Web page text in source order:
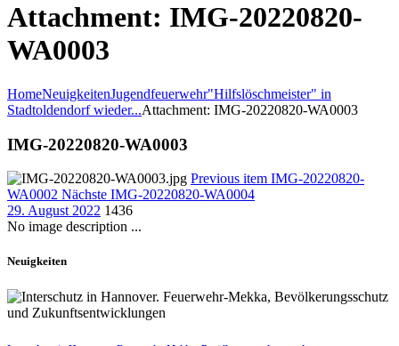
Attachment: IMG-20220820-
WA0003
HomeNeuigkeitenJugendfeuerwehr"Hilfslöschmeister" in
Stadtoldendorf wieder...Attachment: IMG-20220820-WA0003
IMG-20220820-WA0003
Previous item IMG-20220820-
WA0002 Nächste IMG-20220820-WA0004
29. August 2022 1436
No image description ...
Neuigkeiten